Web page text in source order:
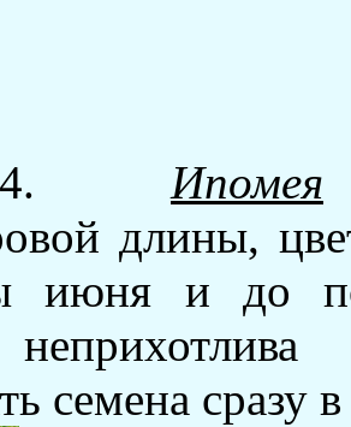
4. Ипомея
длины,
июня и до
семена сразу